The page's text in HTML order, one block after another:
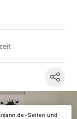
OK aktivieren Sie
aufgeführten
für Sie. Sie können
Sie auf den Link
Weitere
Seiten und